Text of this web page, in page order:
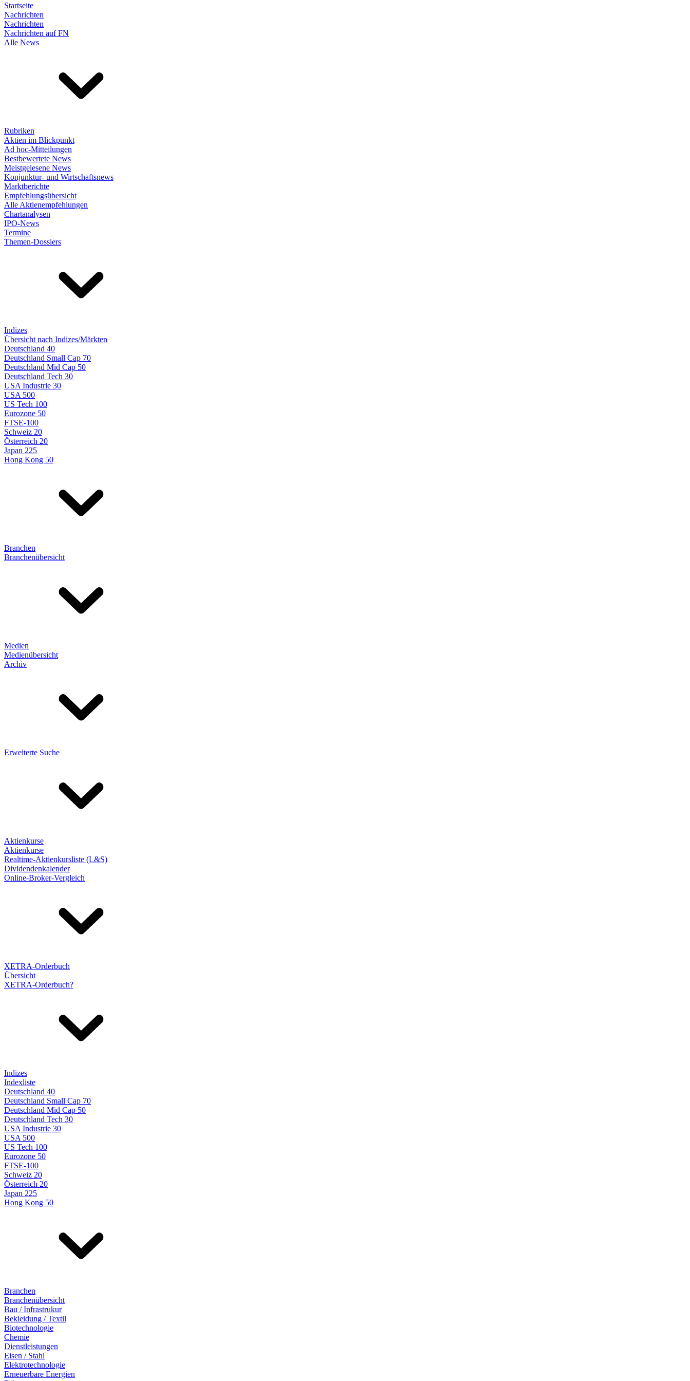
Startseite
Nachrichten
Nachrichten
Nachrichten auf FN
Alle News
Rubriken
Aktien im Blickpunkt
Ad hoc-Mitteilungen
Bestbewertete News
Meistgelesene News
Konjunktur- und Wirtschaftsnews
Marktberichte
Empfehlungsübersicht
Alle Aktienempfehlungen
Chartanalysen
IPO-News
Termine
Themen-Dossiers
Indizes
Übersicht nach Indizes/Märkten
Deutschland 40
Deutschland Small Cap 70
Deutschland Mid Cap 50
Deutschland Tech 30
USA Industrie 30
USA 500
US Tech 100
Eurozone 50
FTSE-100
Schweiz 20
Österreich 20
Japan 225
Hong Kong 50
Branchen
Branchenübersicht
Medien
Medienübersicht
Archiv
Erweiterte Suche
Aktienkurse
Aktienkurse
Realtime-Aktienkursliste (L&S)
Dividendenkalender
Online-Broker-Vergleich
XETRA-Orderbuch
Übersicht
XETRA-Orderbuch?
Indizes
Indexliste
Deutschland 40
Deutschland Small Cap 70
Deutschland Mid Cap 50
Deutschland Tech 30
USA Industrie 30
USA 500
US Tech 100
Eurozone 50
FTSE-100
Schweiz 20
Österreich 20
Japan 225
Hong Kong 50
Branchen
Branchenübersicht
Bau / Infrastrukur
Bekleidung / Textil
Biotechnologie
Chemie
Dienstleistungen
Eisen / Stahl
Elektrotechnologie
Erneuerbare Energien